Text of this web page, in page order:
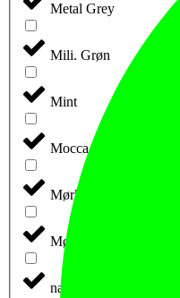
Metal Grey
Mili. Grøn
Mint
Mocca
Mørk Marine
Mørk-Grå-Meleret
nature melange